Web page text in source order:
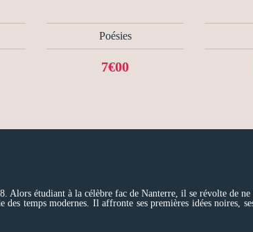
Poésies
7€00
Alors étudiant à la célèbre fac de Nanterre, il se révolte de
temps modernes. Il affronte ses premières idées noires,